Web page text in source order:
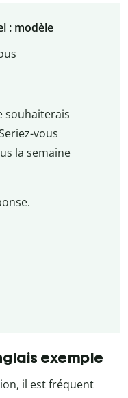
: modèle
souhaiterais
vous
la semaine
exemple
il est fréquent